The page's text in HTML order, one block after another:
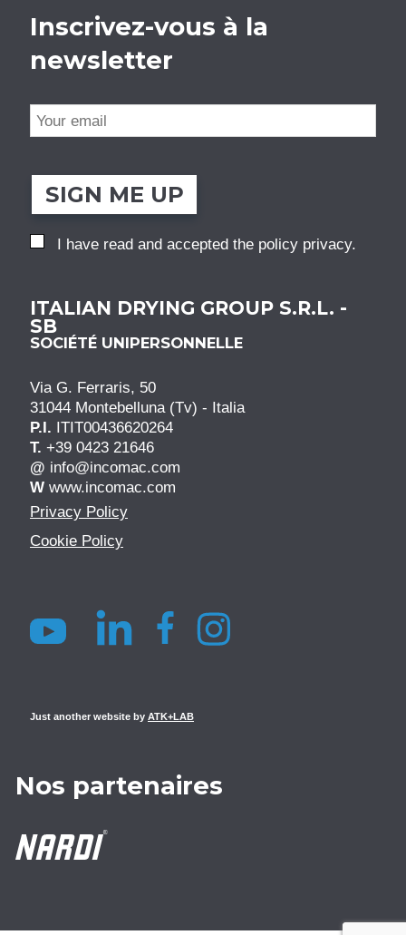
Inscrivez-vous à la
newsletter
SIGN ME UP
I have read and accepted the policy privacy.
ITALIAN DRYING GROUP S.R.L. -
SB
SOCIÉTÉ UNIPERSONNELLE
Via G. Ferraris, 50
31044 Montebelluna (Tv) - Italia
P.I. ITIT00436620264
T. +39 0423 21646
@ info@incomac.com
W www.incomac.com
Privacy Policy
Cookie Policy
Just another website by ATK+LAB
Nos partenaires